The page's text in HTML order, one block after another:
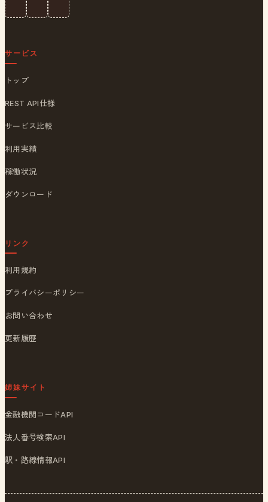
サービス
トップ
REST API仕様
サービス比較
利用実績
稼働状況
ダウンロード
リンク
利用規約
プライバシーポリシー
お問い合わせ
更新履歴
姉妹サイト
金融機関コードAPI
法人番号検索API
駅・路線情報API